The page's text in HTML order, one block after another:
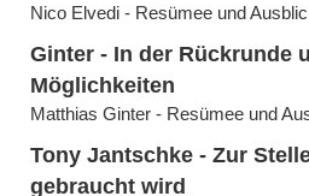
Nico Elvedi - Resümee und
Ginter - In der Rückrunde
Möglichkeiten
Matthias Ginter - Resümee und
Tony Jantschke - Zur
gebraucht wird